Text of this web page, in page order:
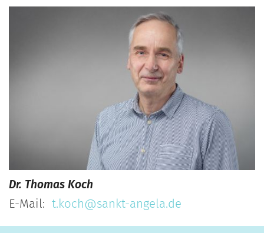
Dr. Thomas Koch
E-Mail: t.koch@sankt-angela.de